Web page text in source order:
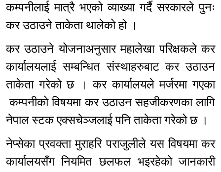
कम्पनीलाई मात्रै भएको व्याख्या गर्दै सरकारले पुनः
कर उठाउने ताकेता थालेको हो ।
कर उठाउने योजनाअनुसार महालेखा परिक्षकले कर
कार्यालयलाई सम्बन्धित संस्थाहरुबाट कर उठाउन
ताकेता गरेको छ । कर कार्यालयले मर्जरमा गएका
कम्पनीको विषयमा कर उठाउन सहजीकरणका लागि
नेपाल स्टक एक्सचेञ्जलाई पनि ताकेता गरेको छ ।
नेप्सेका प्रवक्ता मुराहरि पराजुलीले यस विषयमा कर
कार्यालयसँग नियमित छलफल भइरहेको जानकारी